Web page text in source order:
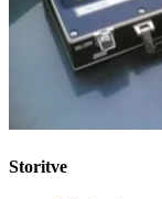
Storitve